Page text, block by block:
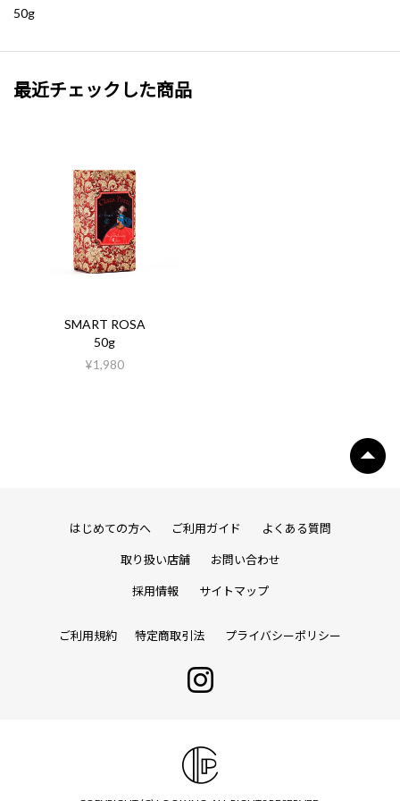
50g
最近チェックした商品
SMART ROSA
50g
¥1,980
はじめての方へ ご利用ガイド よくある質問
取り扱い店舗 お問い合わせ
採用情報 サイトマップ
ご利用規約 特定商取引法 プライバシーポリシー